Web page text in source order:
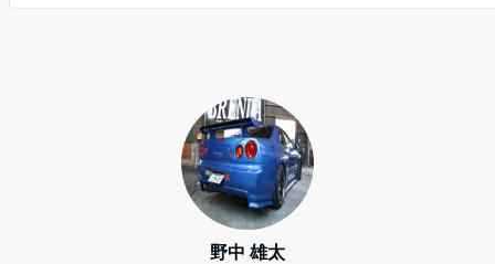
野中 雄太